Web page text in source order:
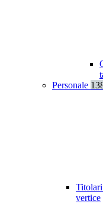
Personale
vertice